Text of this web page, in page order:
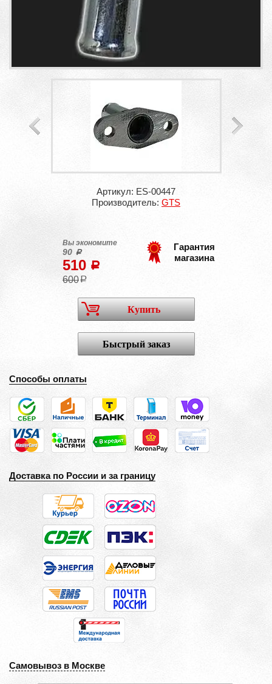
Артикул: ES-00447
Производитель: GTS
Вы экономите
90 a
510 a
600a
Гарантия
магазина
Купить
Быстрый заказ
Способы оплаты
Доставка по России и за границу
Самовывоз в Москве